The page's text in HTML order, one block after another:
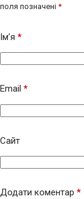
поля позначені *
Ім’я *
Email *
Сайт
Додати коментар *